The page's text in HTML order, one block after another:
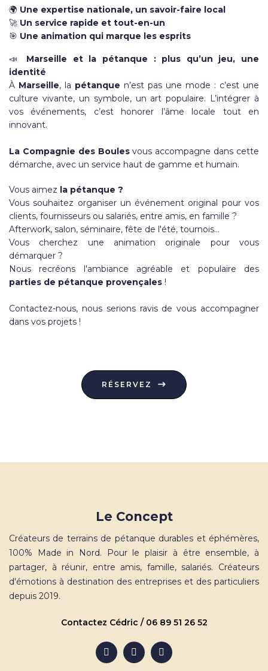
🌍 Une expertise nationale, un savoir-faire local
🚀 Un service rapide et tout-en-un
🎯 Une animation qui marque les esprits
📣 Marseille et la pétanque : plus qu’un jeu, une
identité
À Marseille, la pétanque n’est pas une mode : c’est une
culture vivante, un symbole, un art populaire. L’intégrer à
vos événements, c’est honorer l’âme locale tout en
innovant.
La Compagnie des Boulesvous accompagne dans cette
démarche, avec un service haut de gamme et humain.
Vous aimez la pétanque ?
Vous souhaitez organiser un événement original pour vos
clients, fournisseurs ou salariés, entre amis, en famille ?
Afterwork, salon, séminaire, fête de l'été, tournois...
Vous cherchez une animation originale pour vous
démarquer ?
Nous recréons l'ambiance agréable et populaire des
parties de pétanque provençales !
Contactez-nous, nous serions ravis de vous accompagner
dans vos projets !
RÉSERVEZ
Le Concept
Créateurs de terrains de pétanque durables et éphémères,
100% Made in Nord. Pour le plaisir à être ensemble, à
partager, à réunir, entre amis, famille, salariés. Créateurs
d'émotions à destination des entreprises et des particuliers
depuis 2019.
Contactez Cédric / 06 89 51 26 52